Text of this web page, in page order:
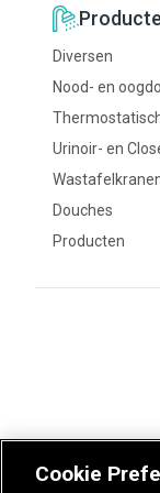
Diversen
Nood- en
Urinoir- en
Douches
Producten
Cookie